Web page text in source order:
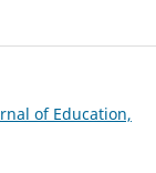
of Education,